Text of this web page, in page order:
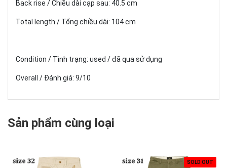
Back rise / Chiều dài cạp sau: 40.5 cm
Total length / Tổng chiều dài: 104 cm
Condition / Tình trạng: used / đã qua sử dụng
Overall / Đánh giá: 9/10
Sản phẩm cùng loại
SOLD OUT